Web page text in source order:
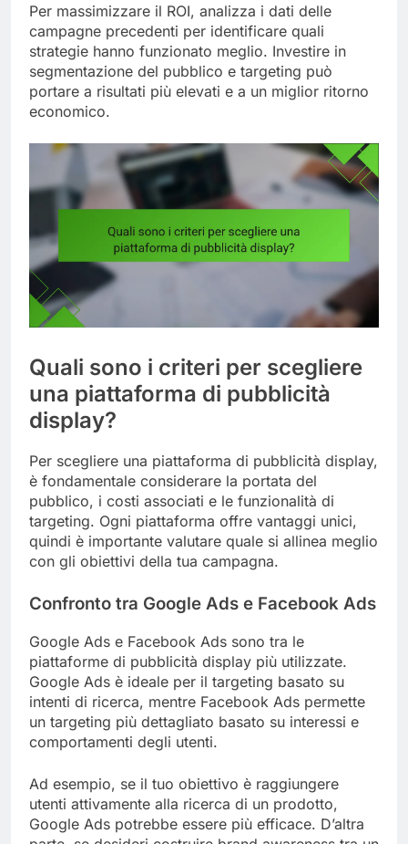
Per massimizzare il ROI, analizza i dati delle
campagne precedenti per identificare quali
strategie hanno funzionato meglio. Investire in
segmentazione del pubblico e targeting può
portare a risultati più elevati e a un miglior ritorno
economico.
Quali sono i criteri per scegliere
una piattaforma di pubblicità
display?
Per scegliere una piattaforma di pubblicità display,
è fondamentale considerare la portata del
pubblico, i costi associati e le funzionalità di
targeting. Ogni piattaforma offre vantaggi unici,
quindi è importante valutare quale si allinea meglio
con gli obiettivi della tua campagna.
Confronto tra Google Ads e Facebook Ads
Google Ads e Facebook Ads sono tra le
piattaforme di pubblicità display più utilizzate.
Google Ads è ideale per il targeting basato su
intenti di ricerca, mentre Facebook Ads permette
un targeting più dettagliato basato su interessi e
comportamenti degli utenti.
Ad esempio, se il tuo obiettivo è raggiungere
utenti attivamente alla ricerca di un prodotto,
Google Ads potrebbe essere più efficace. D’altra